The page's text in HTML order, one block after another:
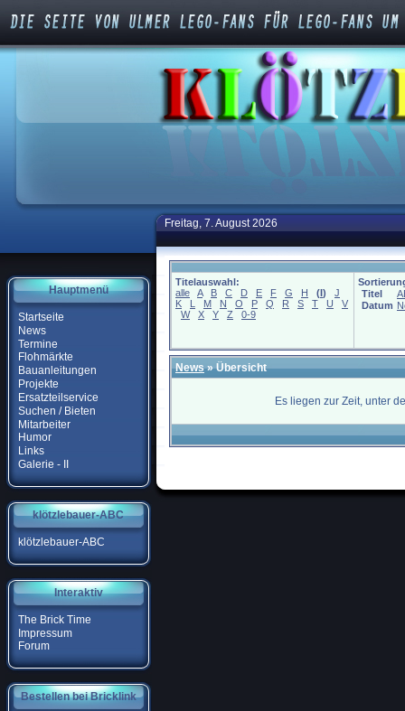
Hauptmenü
Startseite
News
Termine
Flohmärkte
Bauanleitungen
Projekte
Ersatzteilservice
Suchen / Bieten
Mitarbeiter
Humor
Links
Galerie - II
klötzlebauer-ABC
klötzlebauer-ABC
Interaktiv
The Brick Time
Impressum
Forum
Bestellen bei Bricklink
Freitag, 7. August 2026
Titelauswahl:
alle
A B C D E F G H (I)
J
K
L M N O P Q R S T U
V
W
X Y Z 0-9
Titel
Datum
News» Übersicht
Es liegen zur Zeit, unter